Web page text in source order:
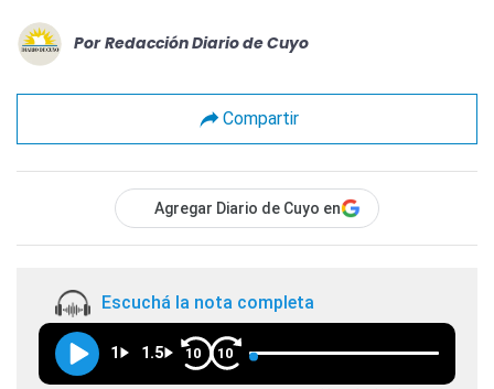
Por Redacción Diario de Cuyo
Compartir
Agregar Diario de Cuyo en
Escuchá la nota completa
1 1.5 10 10